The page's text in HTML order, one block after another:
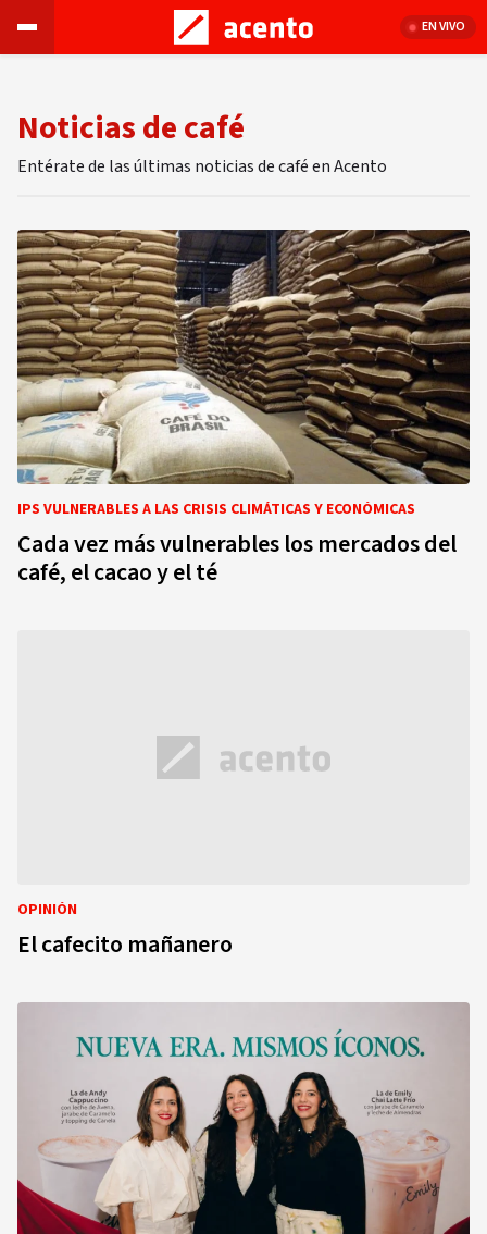
EN VIVO
Noticias de café
Entérate de las últimas noticias de café en Acento
IPS VULNERABLES A LAS CRISIS CLIMÁTICAS Y ECONÓMICAS
Cada vez más vulnerables los mercados del
café, el cacao y el té
OPINIÓN
El cafecito mañanero